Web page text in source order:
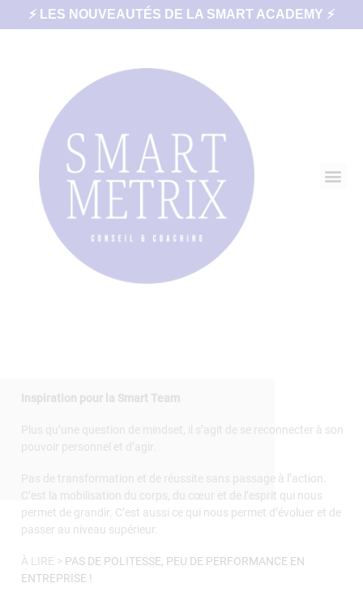
⚡ LES NOUVEAUTÉS DE LA SMART ACADEMY ⚡
Inspiration pour la Smart Team
Plus qu’une question de mindset, il s’agit de se reconnecter à son
pouvoir personnel et d’agir.
Pas de transformation et de réussite sans passage à l’action.
C’est la mobilisation du corps, du cœur et de l’esprit qui nous
permet de grandir. C’est aussi ce qui nous permet d’évoluer et de
passer au niveau supérieur.
À LIRE > PAS DE POLITESSE, PEU DE PERFORMANCE EN
ENTREPRISE !